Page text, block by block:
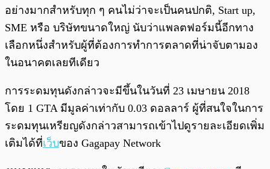
อย่างมากสำหรับทุก ๆ คนไม่ว่าจะเป็นคนปกติ, Start up,
SME หรือ บริษัทขนาดใหญ่ นับว่าแพลตฟอร์มนี้อีกทาง
เลือกหนึ่งสำหรับผู้ที่ต้องการทำการตลาดที่น่าจับตามอง
ในอนาคตเลยทีเดียว
การระดมทุนดังกล่าวจะมีขึ้นในวันที่ 23 เมษายน 2018
โดย 1 GTA มีมูลค่าเท่ากับ 0.03 ดอลลาร์ ผู้ที่สนใจในการ
ระดมทุนเหรียญดังกล่าวสามารถเข้าไปดูรายละเอียดเพิ่ม
เติมได้ที่เว็บของ Gagapay Network